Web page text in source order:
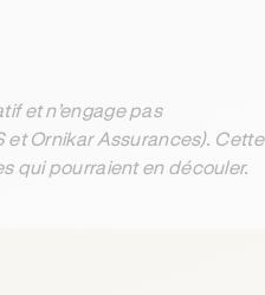
et n’engage pas
et Ornikar Assurances). Cette
qui pourraient en découler.